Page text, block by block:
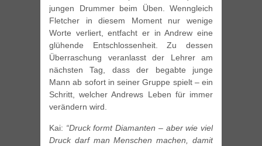
jungen Drummer beim Üben. Wenngleich
Fletcher in diesem Moment nur wenige
Worte verliert, entfacht er in Andrew eine
glühende Entschlossenheit. Zu dessen
Überraschung veranlasst der Lehrer am
nächsten Tag, dass der begabte junge
Mann ab sofort in seiner Gruppe spielt – ein
Schritt, welcher Andrews Leben für immer
verändern wird.
Kai: “Druck formt Diamanten – aber wie viel
Druck darf man Menschen machen, damit